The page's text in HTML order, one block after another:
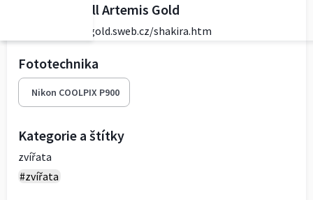
Shakira Ripoll Artemis Gold
http://artemisgold.sweb.cz/shakira.htm
Fototechnika
Nikon COOLPIX P900
Kategorie a štítky
zvířata
#zvířata